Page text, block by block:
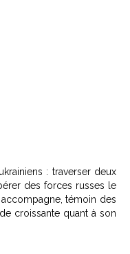
: traverser deux
des forces russes le
témoin des
croissante quant à son